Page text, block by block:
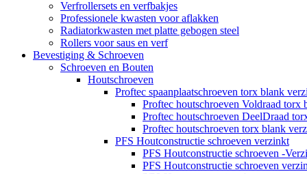
Verfrollersets en verfbakjes
Professionele kwasten voor aflakken
Radiatorkwasten met platte gebogen steel
Rollers voor saus en verf
Bevestiging & Schroeven
Schroeven en Bouten
Houtschroeven
Proftec spaanplaatschroeven torx blank
Proftec houtschroeven Voldraad torx
Proftec houtschroeven DeelDraad
Proftec houtschroeven torx blank
PFS Houtconstructie schroeven verzinkt
PFS Houtconstructie schroeven -
PFS Houtconstructie schroeven